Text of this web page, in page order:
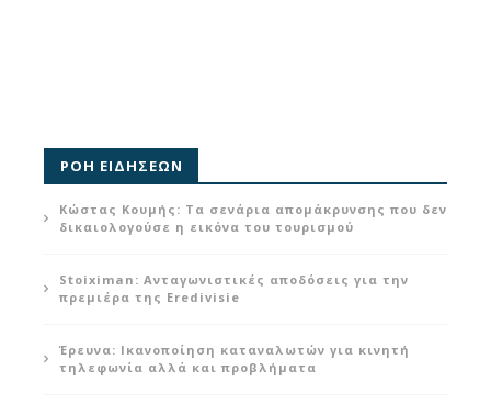
ΡΟΗ ΕΙΔΗΣΕΩΝ
Κώστας Κουμής: Τα σενάρια απομάκρυνσης που δεν
δικαιολογούσε η εικόνα του τουρισμού
Stoiximan: Ανταγωνιστικές αποδόσεις για την
πρεμιέρα της Eredivisie
Έρευνα: Ικανοποίηση καταναλωτών για κινητή
τηλεφωνία αλλά και προβλήματα